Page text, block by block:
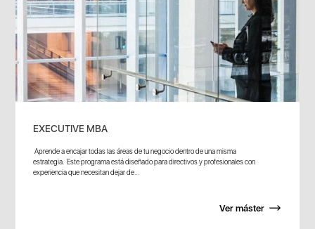
EXECUTIVE MBA
Aprende a encajar todas las áreas de tu negocio dentro de una misma
estrategia. Este programa está diseñado para directivos y profesionales con
experiencia que necesitan dejar de...
Ver máster